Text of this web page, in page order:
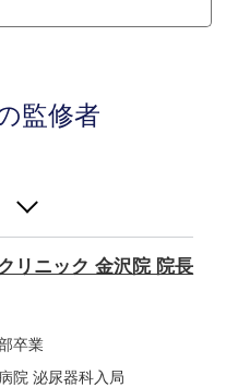
監修者
リニック 金沢院 院長
卒業
院 泌尿器科入局